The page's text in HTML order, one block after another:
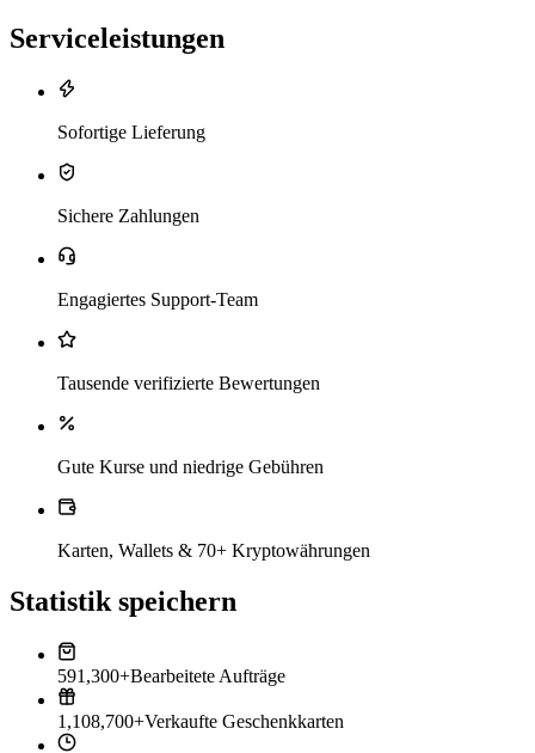
Serviceleistungen
Sofortige Lieferung
Sichere Zahlungen
Engagiertes Support-Team
Tausende verifizierte Bewertungen
Gute Kurse und niedrige Gebühren
Karten, Wallets & 70+ Kryptowährungen
Statistik speichern
591,300+Bearbeitete Aufträge
1,108,700+Verkaufte Geschenkkarten